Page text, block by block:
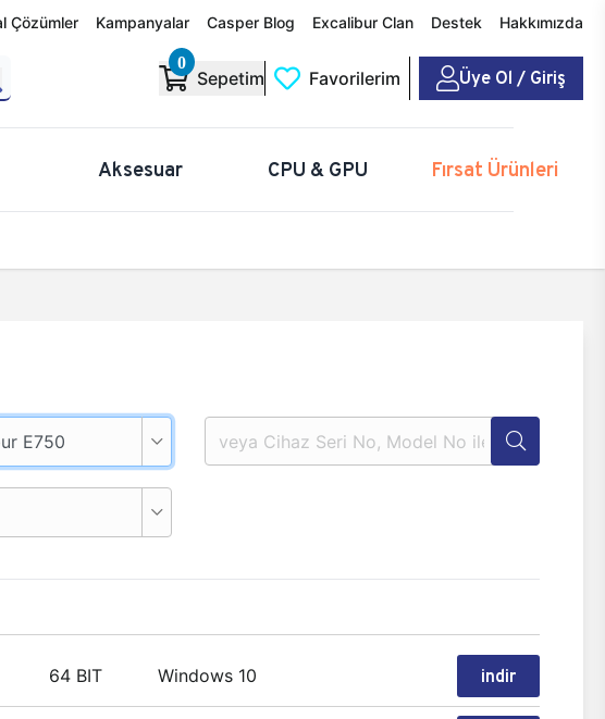
Çözümler Kampanyalar Casper Blog Excalibur Clan Destek Hakkımızda
0
Sepetim Favorilerim Üye Ol / Giriş
Aksesuar CPU & GPU Fırsat Ürünleri
64 BIT Windows 10 indir